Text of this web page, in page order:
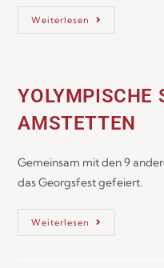
Weiterlesen
YOLYMPISCHE
AMSTETTEN
Gemeinsam mit den 9
das Georgsfest gefeiert.
Weiterlesen